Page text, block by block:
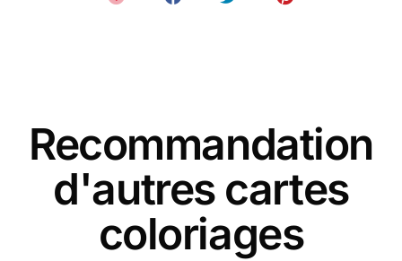
Recommandation
d'autres cartes
coloriages